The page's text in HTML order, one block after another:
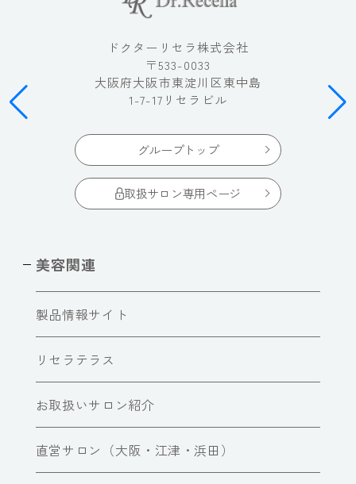
ドクターリセラ株式会社
〒533-0033
大阪府大阪市東淀川区東中島
1-7-17リセラビル
グループトップ
取扱サロン専用ページ
美容関連
製品情報サイト
リセラテラス
お取扱いサロン紹介
直営サロン（大阪・江津・浜田）